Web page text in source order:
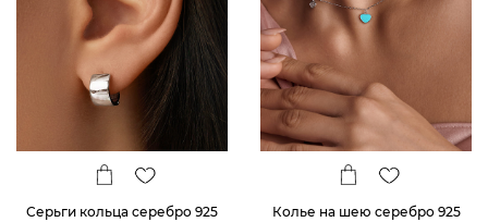
Серьги кольца серебро 925
Колье на шею серебро 925